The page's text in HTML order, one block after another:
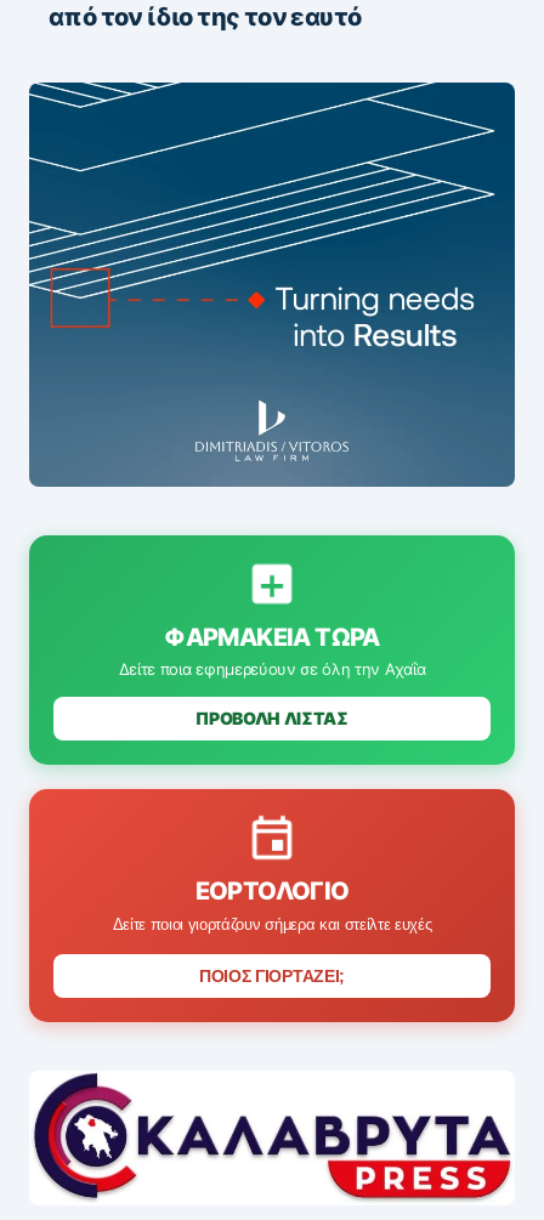
από τον ίδιο της τον εαυτό
ΦΑΡΜΑΚΕΊΑ ΤΏΡΑ
Δείτε ποια εφημερεύουν σε όλη την Αχαΐα
ΠΡΟΒΟΛΗ ΛΙΣΤΑΣ
ΕΟΡΤΟΛΌΓΙΟ
Δείτε ποιοι γιορτάζουν σήμερα και στείλτε ευχές
ΠΟΙΟΣ ΓΙΟΡΤΑΖΕΙ;